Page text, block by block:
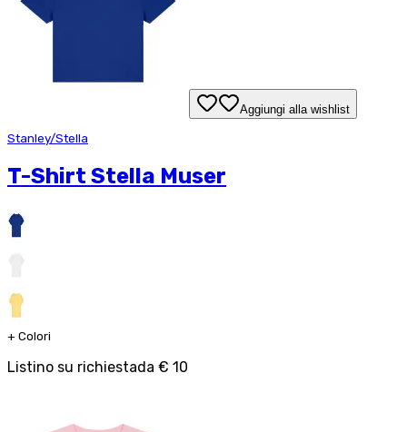
Aggiungi alla wishlist
Stanley/Stella
T-Shirt Stella Muser
+ Colori
Listino su richiestada € 10